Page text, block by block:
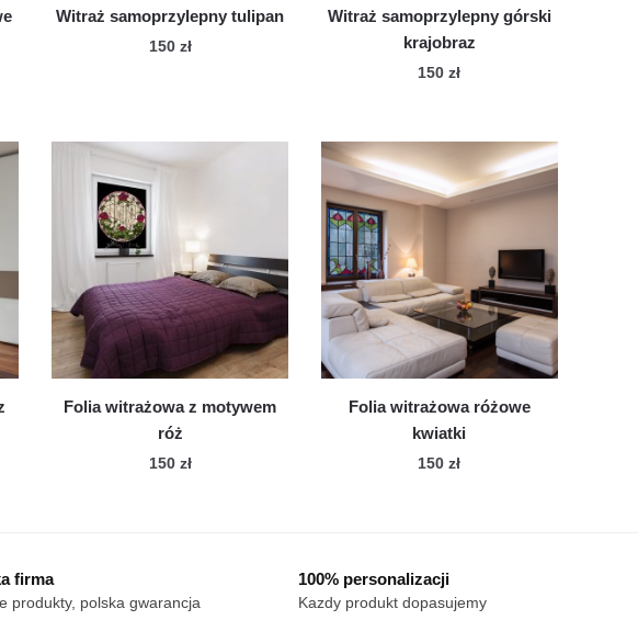
Witraż samoprzylepny tulipan
150 zł
Witraż samoprzylepny górski
krajobraz
150zł
Folia witrażowa z motywem
róż
150 zł
Folia witrażowa różowe
kwiatki
150zł
firma
produkty, polska gwarancja
100% personalizacji
Kazdy produkt dopasujemy